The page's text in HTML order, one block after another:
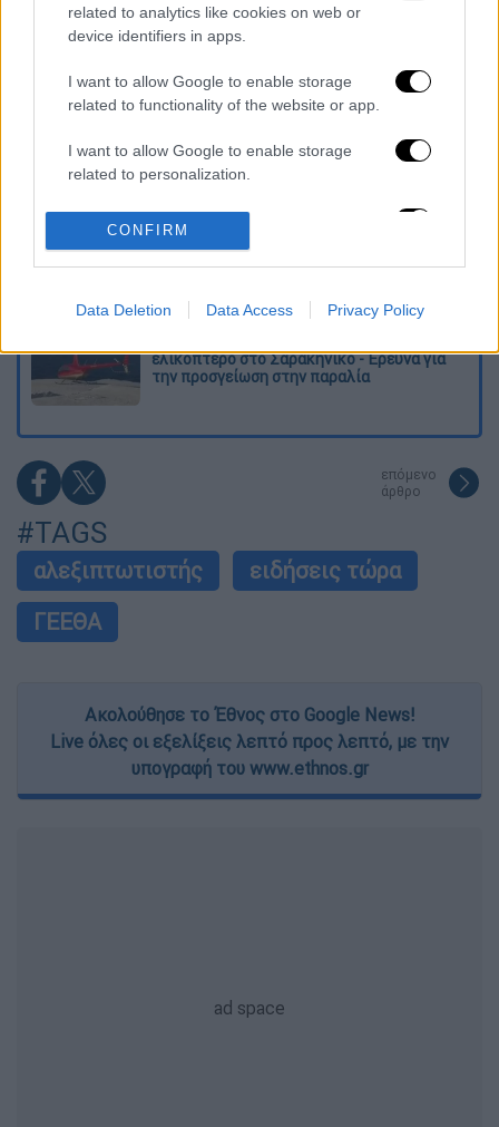
related to analytics like cookies on web or
device identifiers in apps.
I want to allow Google to enable storage
related to functionality of the website or app.
I want to allow Google to enable storage
related to personalization.
I want to allow Google to enable storage
related to security, including authentication
functionality and fraud prevention, and other
CONFIRM
Data Deletion Data Access Privacy Policy
Διαβάστε ακόμη
Χωρίς περιττώματα δε θα υπήρχε ζωή στη
Γη: Η επιστημονική ανακάλυψη που
ανατρέπει πολλά
Απίθανο ελληνικό πάρτι στο Άρσεναλ -
Ντόρτμουντ: Γκολάρα ο Καρέτσας, ασίστ
Ιράν: Βίντεο με τον Μοτζτάμπα Χαμενεΐ
έδωσε στη δημοσιότητα η Τεχεράνη -
ελικόπτερο στο Σαρακήνικο - Έρευνα για
την προσγείωση στην παραλία
επόμενο
άρθρο
#TAGS
αλεξιπτωτιστής
ειδήσεις τώρα
ΓΕΕΘΑ
Ακολούθησε το Έθνος στο Google News!
Live όλες οι εξελίξεις λεπτό προς λεπτό, με την
υπογραφή του www.ethnos.gr